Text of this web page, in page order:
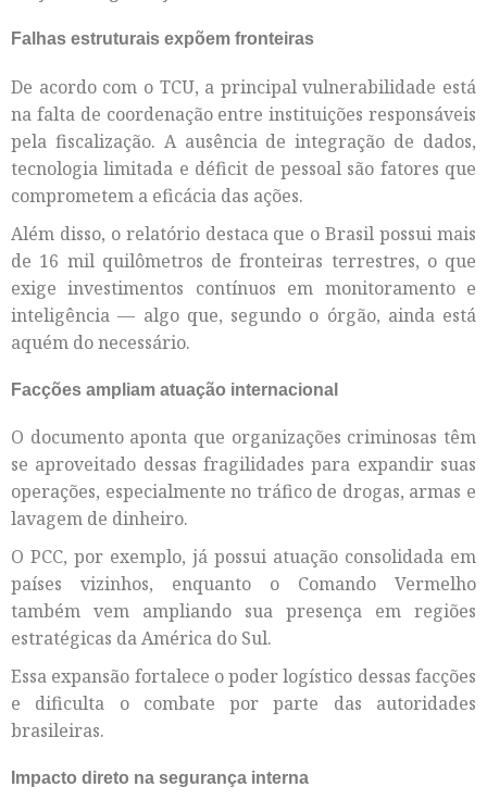
Falhas estruturais expõem fronteiras
De acordo com o TCU, a principal vulnerabilidade está
na falta de coordenação entre instituições responsáveis
pela fiscalização. A ausência de integração de dados,
tecnologia limitada e déficit de pessoal são fatores que
comprometem a eficácia das ações.
Além disso, o relatório destaca que o Brasil possui mais
de 16 mil quilômetros de fronteiras terrestres, o que
exige investimentos contínuos em monitoramento e
inteligência — algo que, segundo o órgão, ainda está
aquém do necessário.
Facções ampliam atuação internacional
O documento aponta que organizações criminosas têm
se aproveitado dessas fragilidades para expandir suas
operações, especialmente no tráfico de drogas, armas e
lavagem de dinheiro.
O PCC, por exemplo, já possui atuação consolidada em
países vizinhos, enquanto o Comando Vermelho
também vem ampliando sua presença em regiões
estratégicas da América do Sul.
Essa expansão fortalece o poder logístico dessas facções
e dificulta o combate por parte das autoridades
brasileiras.
Impacto direto na segurança interna